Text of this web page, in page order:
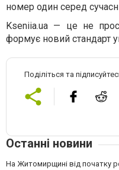
номер один серед
Kseniia.ua — це не
формує новий стандарт
Поділіться та
Останні новини
На Житомирщині від початку